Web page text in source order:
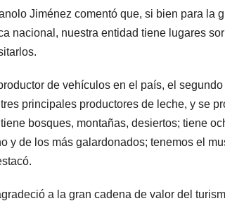
Jiménez comentó que, si bien para la
nacional, nuestra entidad tiene lugares
de vehículos en el país, el
principales productores de leche, y se
bosques, montañas, desiertos; tiene
y de los más galardonados; tenemos el
a la gran cadena de valor del